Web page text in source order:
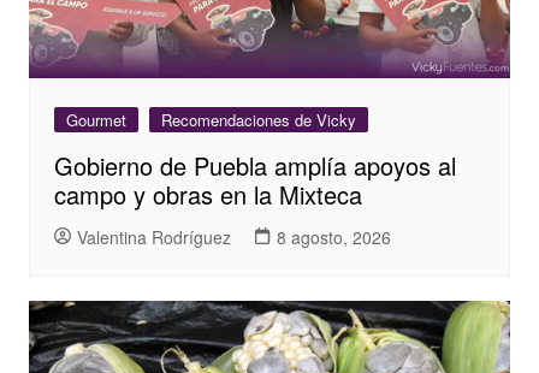
Gourmet Recomendaciones de Vicky
Gobierno de Puebla amplía apoyos al
campo y obras en la Mixteca
Valentina Rodríguez 8 agosto, 2026